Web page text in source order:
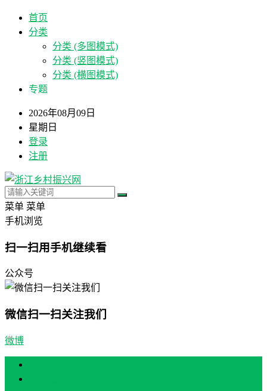
首页
分类
分类 (多图模式)
分类 (竖图模式)
分类 (横图模式)
专题
2026年08月09日
星期日
登录
注册
菜单 菜单
手机浏览
扫一扫用手机继续看
公众号
微信扫一扫关注我们
微博